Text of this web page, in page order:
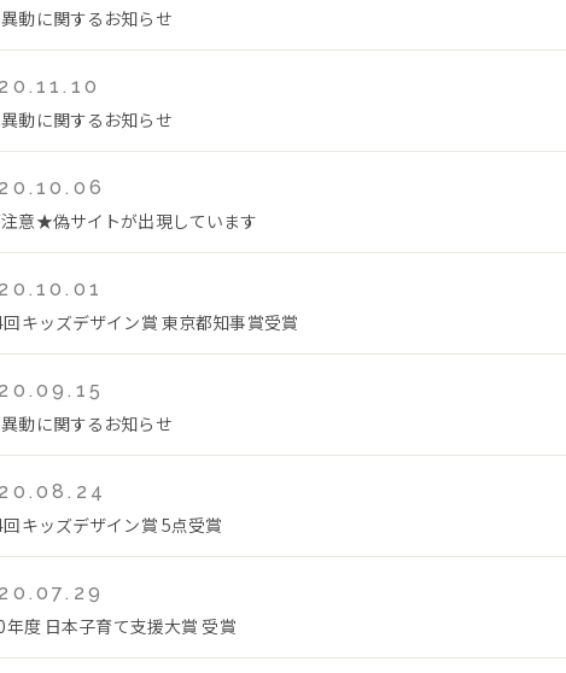
動に関するお知らせ
動に関するお知らせ
意★偽サイトが出現しています
キッズデザイン賞 東京都知事賞受賞
動に関するお知らせ
キッズデザイン賞 5点受賞
年度 日本子育て支援大賞 受賞